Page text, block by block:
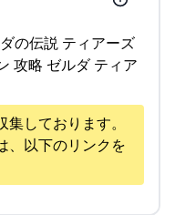
の伝説 ティアーズ
攻略 ゼルダ ティア
しております。
、以下のリンクを